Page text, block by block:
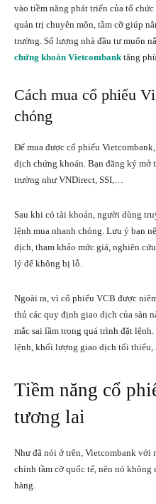
vào tiềm năng phát triển của tổ
quản trị chuyên môn, tầm cỡ giúp
trường. Số lượng nhà đầu tư muốn
chứng khoán Vietcombank tăng
Cách mua cổ phiếu
chóng
Để mua được cổ phiếu
dịch chứng khoán. Bạn đăng ký
trường nhưVNDirect SSI
Sau khi có tài khoản, người dùng
lệnh mua nhanh chóng. Lưu ý bạn
dịch, tham khảo mức giá, nghiên
lý để không bị lỗ.
Ngoài ra, vì cổ phiếu VCB được
thủ các quy định giao dịch của sàn
mắc sai lầm trong quá trình đặt
lệnh, khối lượng giao dịch tối
Tiềm năng cổ
tương lai
Như đã nói ở trên, Vietcombank với
chính tầm cỡ quốc tế, nên nó
hàng.